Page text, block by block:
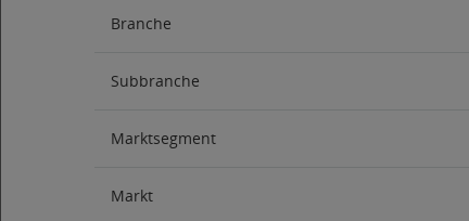
Branche
Subbranche
Marktsegment
Markt